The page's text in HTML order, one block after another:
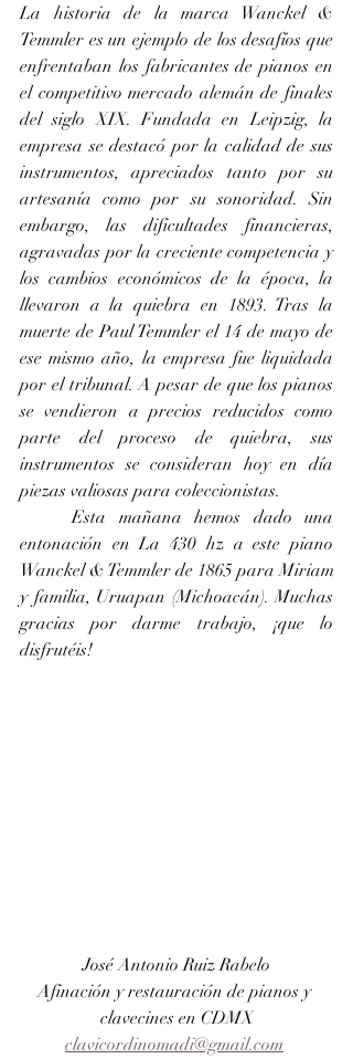
La historia de la marca Wanckel &
Temmler es un ejemplo de los desafíos que
enfrentaban los fabricantes de pianos en
el competitivo mercado alemán de finales
del siglo XIX. Fundada en Leipzig, la
empresa se destacó por la calidad de sus
instrumentos, apreciados tanto por su
artesanía como por su sonoridad. Sin
embargo, las dificultades financieras,
agravadas por la creciente competencia y
los cambios económicos de la época, la
llevaron a la quiebra en 1893. Tras la
muerte de Paul Temmler el 14 de mayo de
ese mismo año, la empresa fue liquidada
por el tribunal. A pesar de que los pianos
se vendieron a precios reducidos como
parte del proceso de quiebra, sus
instrumentos se consideran hoy en día
piezas valiosas para coleccionistas.
	Esta mañana hemos dado una
entonación en La 430 hz a este piano
Wanckel & Temmler de 1865 para Miriam
y familia, Uruapan (Michoacán). Muchas
gracias por darme trabajo, ¡que lo
disfrutéis!
José Antonio Ruiz Rabelo
Afinación y restauración de pianos y
clavecines en CDMX
clavicordinomadi@gmail.com